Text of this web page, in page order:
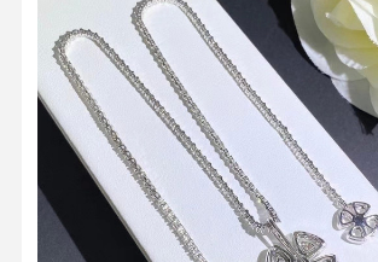
Casa. Prodotti Video